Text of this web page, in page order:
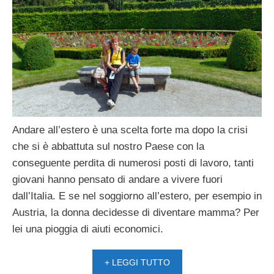
Andare all’estero è una scelta forte ma dopo la crisi
che si è abbattuta sul nostro Paese con la
conseguente perdita di numerosi posti di lavoro, tanti
giovani hanno pensato di andare a vivere fuori
dall’Italia. E se nel soggiorno all’estero, per esempio in
Austria, la donna decidesse di diventare mamma? Per
lei una pioggia di aiuti economici.
+ LEGGI TUTTO